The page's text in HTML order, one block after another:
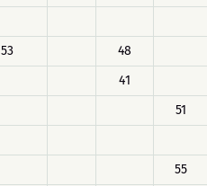
53 48
41
51
55